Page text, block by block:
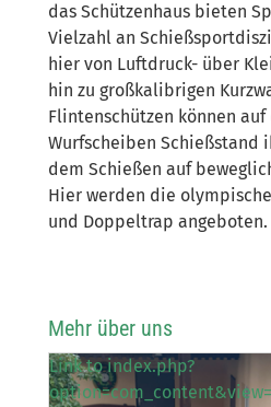
das Schützenhaus bieten
Vielzahl an
hier von Luftdruck- über
hin zu großkalibrigen
Flintenschützen können auf
Wurfscheiben Schießstand
dem Schießen auf
Hier werden die
und Doppeltrap angeboten.
Mehr über uns
Link to index.php?